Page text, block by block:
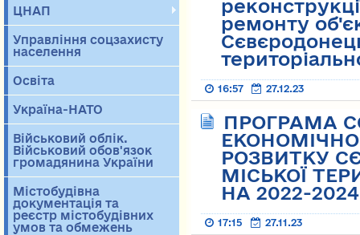
ЦНАП
Управління соцзахисту
населення
Освіта
Україна-НАТО
Військовий облік.
Військовий обов'язок
громадянина України
Містобудівна
документація та
реєстр містобудівних
умов та обмежень
ремонту
16:57 27.12.23
ПРОГРАМА
РОЗВИТКУ
МІСЬКОЇ
НА 2022-
17:15 27.11.23